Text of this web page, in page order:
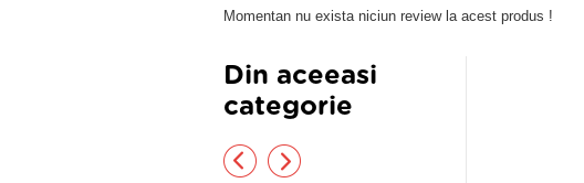
Momentan nu exista niciun review la acest produs !
Din aceeasi
categorie